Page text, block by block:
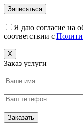
Я даю согласие на
соответствии с
X
Заказ услуги